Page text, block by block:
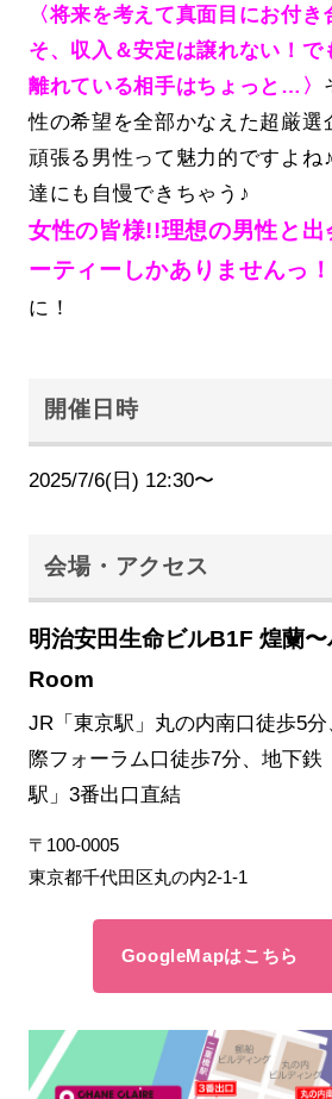
〈将来を考えて真面目にお付き
そ、収入＆安定は譲れない！で
離れている相手はちょっと…〉
性の希望を全部かなえた超厳選
頑張る男性って魅力的ですよね
達にも自慢できちゃう♪
女性の皆様!!理想の男性と
ーティーしかありませんっ！
に！
開催日時
2025/7/6(日) 12:30〜
会場・アクセス
明治安田生命ビルB1F 煌蘭
Room
JR「東京駅」丸の内南口徒歩5
際フォーラム口徒歩7分、地下鉄
駅」3番出口直結
〒100-0005
東京都千代田区丸の内2-1-1
GoogleMapはこちら